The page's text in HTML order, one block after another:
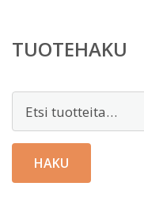
TUOTEHAKU
HAKU